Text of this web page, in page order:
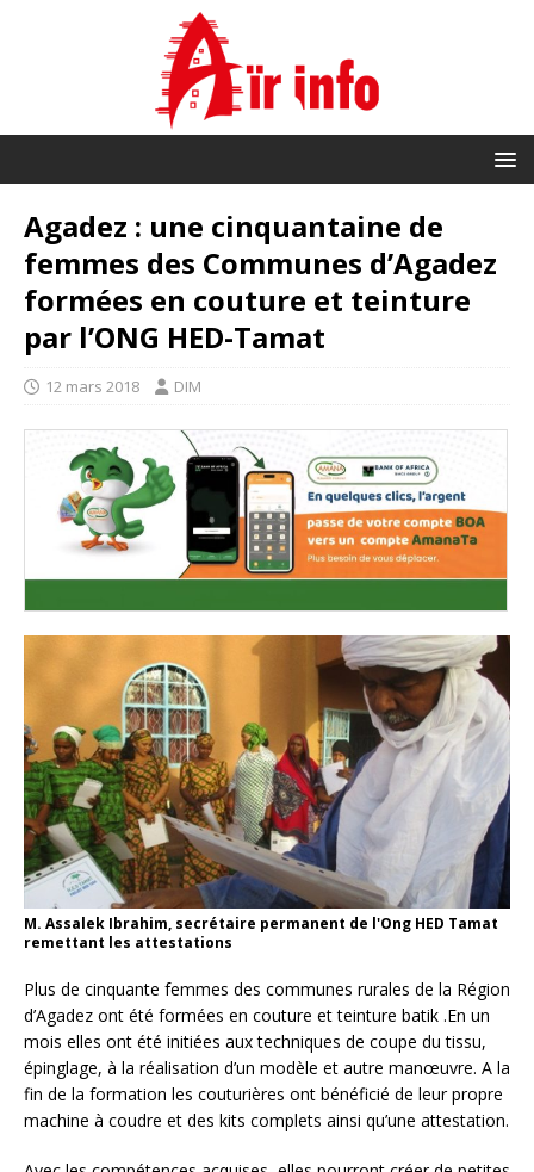
Agadez : une cinquantaine de
femmes des Communes d’Agadez
formées en couture et teinture
par l’ONG HED-Tamat
12 mars 2018 DIM
M. Assalek Ibrahim, secrétaire permanent de l'Ong HED Tamat
remettant les attestations
Plus de cinquante femmes des communes rurales de la Région
d’Agadez ont été formées en couture et teinture batik .En un
mois elles ont été initiées aux techniques de coupe du tissu,
épinglage, à la réalisation d’un modèle et autre manœuvre. A la
fin de la formation les couturières ont bénéficié de leur propre
machine à coudre et des kits complets ainsi qu’une attestation.